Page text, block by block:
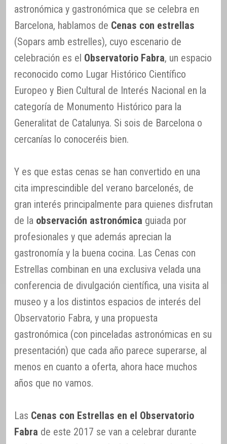
astronómica y gastronómica que se celebra en
Barcelona, hablamos de Cenas con estrellas
(Sopars amb estrelles), cuyo escenario de
celebración es el Observatorio Fabra, un espacio
reconocido como Lugar Histórico Científico
Europeo y Bien Cultural de Interés Nacional en la
categoría de Monumento Histórico para la
Generalitat de Catalunya. Si sois de Barcelona o
cercanías lo conoceréis bien.
Y es que estas cenas se han convertido en una
cita imprescindible del verano barcelonés, de
gran interés principalmente para quienes disfrutan
de la observación astronómica guiada por
profesionales y que además aprecian la
gastronomía y la buena cocina. Las Cenas con
Estrellas combinan en una exclusiva velada una
conferencia de divulgación científica, una visita al
museo y a los distintos espacios de interés del
Observatorio Fabra, y una propuesta
gastronómica (con pinceladas astronómicas en su
presentación) que cada año parece superarse, al
menos en cuanto a oferta, ahora hace muchos
años que no vamos.
Las Cenas con Estrellas en el Observatorio
Fabra de este 2017 se van a celebrar durante